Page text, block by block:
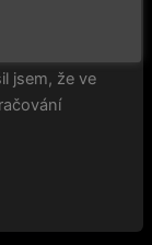
jsem, že ve